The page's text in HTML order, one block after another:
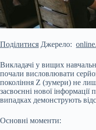
Поділитися Джерело:
Викладачі у вищих
почали висловлювати
покоління Z (зумери) не
засвоєнні нової інформації
випадках демонструють
Основні моменти: